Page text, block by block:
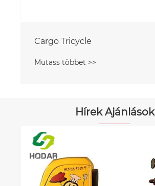
Cargo Tricycle
Mutass többet >>
Hírek Ajánlások